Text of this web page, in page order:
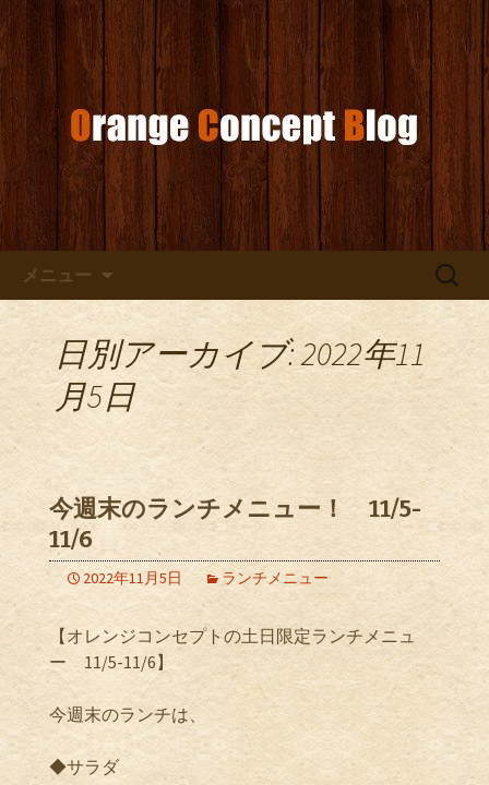
オレンジコンセプトブログ
お店からのお知らせ
メニュー
検
日別アーカイブ: 2022年11
月5日
今週末のランチメニュー！ 11/5-
11/6
2022年11月5日 ランチメニュー
【オレンジコンセプトの土日限定ランチメニュ
ー 11/5-11/6】
今週末のランチは、
◆サラダ